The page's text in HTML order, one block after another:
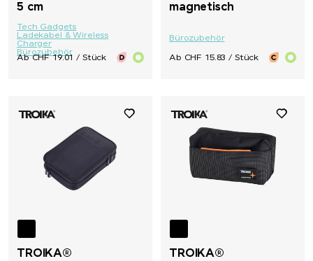
5 cm
Tech Gadgets
Ladekabel & Wireless
Charger
Bürozubehör
Ab CHF 19.01 / Stück
magnetisch
Bürozubehör
Ab CHF 15.83 / Stück
TROIKA®
TROIKA®